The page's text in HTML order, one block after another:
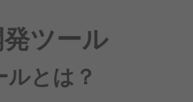
発ツール
ルとは？